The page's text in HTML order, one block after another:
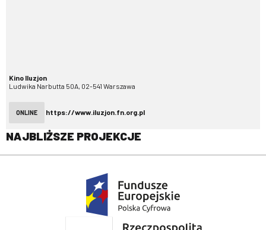
Kino Iluzjon
Ludwika Narbutta 50A, 02-541 Warszawa
ONLINE https://www.iluzjon.fn.org.pl
NAJBLIŻSZE PROJEKCJE